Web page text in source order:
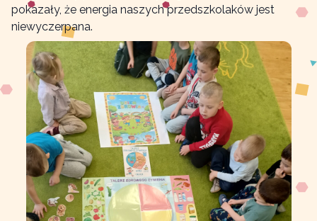
pokazały, że energia naszych przedszkolaków jest
niewyczerpana.